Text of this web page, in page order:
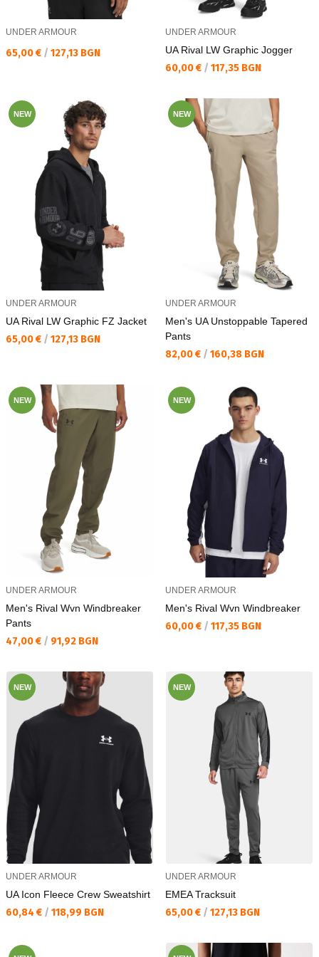
UNDER ARMOUR
Текуща цена:
65,00 € / 127,13 BGN
UNDER ARMOUR
UA Rival LW Graphic Jogger
Текуща цена:
60,00 € / 117,35 BGN
NEW
UNDER ARMOUR
UA Rival LW Graphic FZ Jacket
Текуща цена:
65,00 € / 127,13 BGN
NEW
UNDER ARMOUR
Men's UA Unstoppable Tapered
Pants
Текуща цена:
82,00 € / 160,38 BGN
NEW
UNDER ARMOUR
Men's Rival Wvn Windbreaker
Pants
Текуща цена:
47,00 € / 91,92 BGN
NEW
UNDER ARMOUR
Men's Rival Wvn Windbreaker
Текуща цена:
60,00 € / 117,35 BGN
NEW
UNDER ARMOUR
UA Icon Fleece Crew Sweatshirt
Текуща цена:
60,84 € / 118,99 BGN
NEW
UNDER ARMOUR
EMEA Tracksuit
Текуща цена:
65,00 € / 127,13 BGN